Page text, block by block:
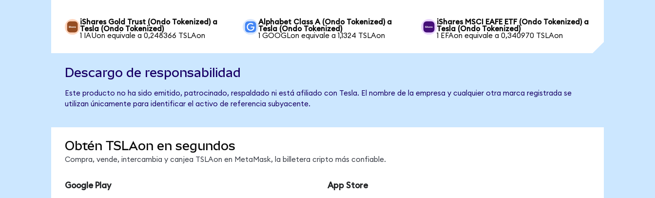
iShares Gold Trust (Ondo Tokenized) a
Tesla (Ondo Tokenized)
1 IAUon equivale a 0,248366 TSLAon
Alphabet Class A (Ondo Tokenized) a
Tesla (Ondo Tokenized)
1 GOOGLon equivale a 1,1324 TSLAon
iShares MSCI EAFE ETF (Ondo Tokenized) a
Tesla (Ondo Tokenized)
1 EFAon equivale a 0,340970 TSLAon
Descargo de responsabilidad
Este producto no ha sido emitido, patrocinado, respaldado ni está afiliado con Tesla. El nombre de la empresa y cualquier otra marca registrada se
utilizan únicamente para identificar el activo de referencia subyacente.
Obtén TSLAon en segundos
Compra, vende, intercambia y canjea TSLAon en MetaMask, la billetera cripto más confiable.
Google Play App Store